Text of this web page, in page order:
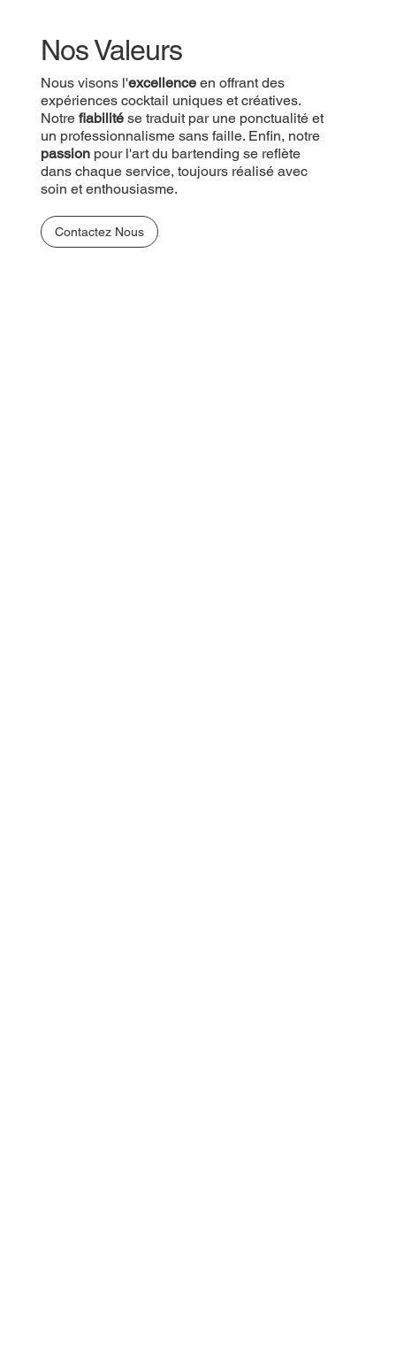
Nos Valeurs
Nous visons l'excellenceen offrant des
expériences cocktail uniques et créatives.
Notre fiabilité se traduit par une ponctualité et
un professionnalisme sans faille. Enfin, notre
passionpour l'art du bartending se reflète
dans chaque service, toujours réalisé avec
soin et enthousiasme.
Contactez Nous